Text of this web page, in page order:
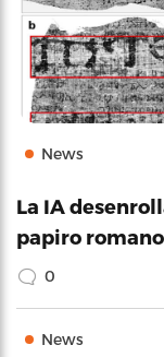
News
La IA
papiro
0
News